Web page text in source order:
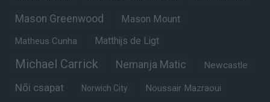
Mason Greenwood Mason Mount
Matheus Cunha Matthijs de Ligt
Michael Carrick Nemanja Matic Newcastle
Női csapat Norwich City Noussair Mazraoui